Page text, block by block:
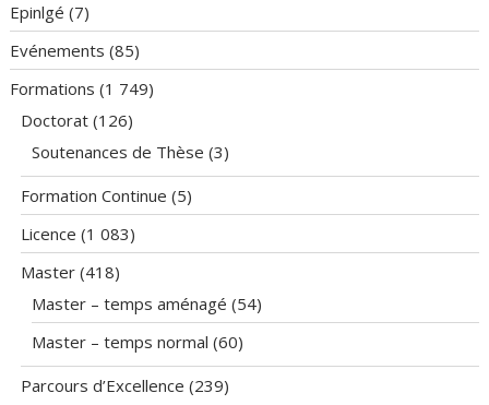
Epinlgé (7)
Evénements (85)
Formations (1 749)
Doctorat (126)
Soutenances de Thèse (3)
Formation Continue (5)
Licence (1 083)
Master (418)
Master – temps aménagé (54)
Master – temps normal (60)
Parcours d’Excellence (239)